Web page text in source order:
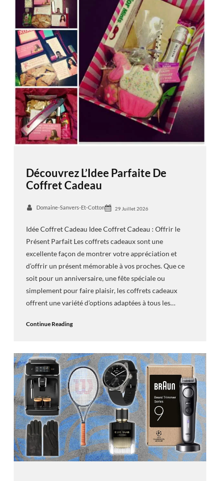
Découvrez L’Idee Parfaite De
Coffret Cadeau
Domaine-Sanvers-Et-Cotton 29 Juillet 2026
Idée Coffret Cadeau Idee Coffret Cadeau : Offrir le
Présent Parfait Les coffrets cadeaux sont une
excellente façon de montrer votre appréciation et
d’offrir un présent mémorable à vos proches. Que ce
soit pour un anniversaire, une fête spéciale ou
simplement pour faire plaisir, les coffrets cadeaux
offrent une variété d’options adaptées à tous les…
Continue Reading